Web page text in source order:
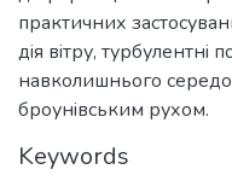
практичних
дiя вiтру, турбулентнi
навколишнього
броунiвським рухом.
Keywords